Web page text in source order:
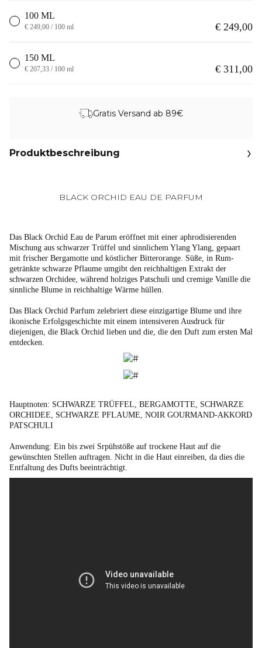
100 ML
€ 249,00
€ 249,00 / 100 ml
150 ML
€ 311,00
€ 207,33 / 100 ml
Gratis Versand ab 89€
Produktbeschreibung
BLACK ORCHID EAU DE PARFUM
Das Black Orchid Eau de Parum eröffnet mit einer aphrodisierenden
Mischung aus schwarzer Trüffel und sinnlichem Ylang Ylang, gepaart
mit frischer Bergamotte und köstlicher Bitterorange. Süße, in Rum-
getränkte schwarze Pflaume umgibt den reichhaltigen Extrakt der
schwarzen Orchidee, während holziges Patschuli und cremige Vanille die
sinnliche Blume in reichhaltige Wärme hüllen.
Das Black Orchid Parfum zelebriert diese einzigartige Blume und ihre
ikonische Erfolgsgeschichte mit einem intensiveren Ausdruck für
diejenigen, die Black Orchid lieben und die, die den Duft zum ersten Mal
entdecken.
Hauptnoten: SCHWARZE TRÜFFEL, BERGAMOTTE, SCHWARZE
ORCHIDEE, SCHWARZE PFLAUME, NOIR GOURMAND-AKKORD
PATSCHULI
Anwendung: Ein bis zwei Srpühstöße auf trockene Haut auf die
gewünschten Stellen auftragen. Nicht in die Haut einreiben, da dies die
Entfaltung des Dufts beeinträchtigt.